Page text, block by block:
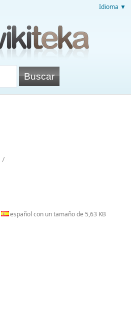
Idioma ▼
/
español con un tamaño de 5,63 KB